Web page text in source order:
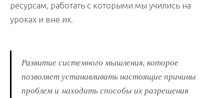
ресурсам, работать с которыми мы учились на
уроках и вне их.
Развитие системного мышления, которое
позволяет устанавливать настоящие причины
проблем и находить способы их разрешения